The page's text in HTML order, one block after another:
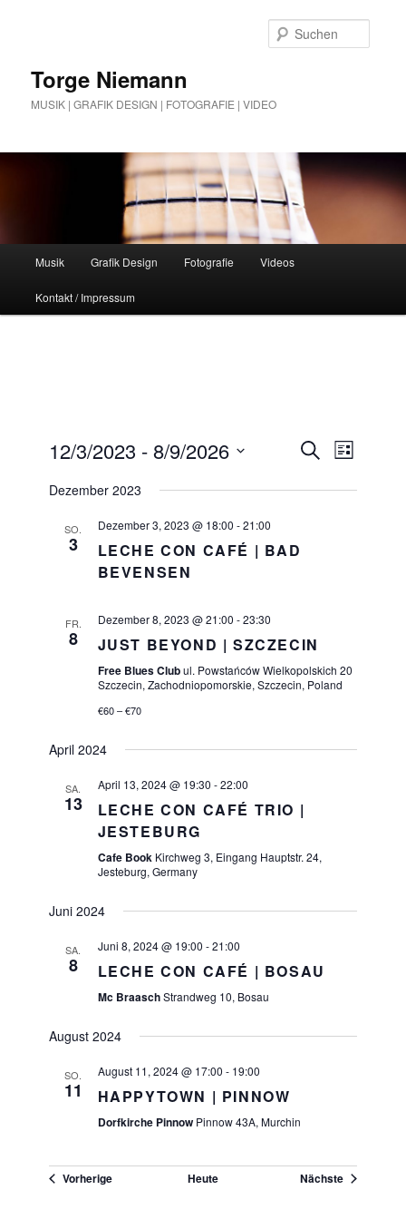
Torge Niemann
MUSIK | GRAFIK DESIGN | FOTOGRAFIE | VIDEO
Musik Grafik Design Fotografie Videos
Kontakt / Impressum
Veranstaltungen
Suche
SucheListe
12/3/2023 - 8/9/2026
wählen.
Dezember 2023
SO.
3
Dezember 3, 2023 @ 18:00 -21:00
LECHE CON CAFÉ | BAD
BEVENSEN
FR.
8
Dezember 8, 2023 @ 21:00 -23:30
JUST BEYOND | SZCZECIN
Free Blues Clubul. Powstańców Wielkopolskich 20
Szczecin, Zachodniopomorskie, Szczecin, Poland
€60 – €70
April 2024
SA.
13
April 13, 2024 @ 19:30 -22:00
LECHE CON CAFÉ TRIO |
JESTEBURG
Cafe Book Kirchweg 3, Eingang Hauptstr. 24,
Jesteburg, Germany
Juni 2024
SA.
8
Juni 8, 2024 @ 19:00 -21:00
LECHE CON CAFÉ | BOSAU
Mc BraaschStrandweg 10, Bosau
August 2024
SO.
11
August 11, 2024 @ 17:00 - 19:00
HAPPYTOWN | PINNOW
Dorfkirche Pinnow Pinnow 43A, Murchin
VorherigeVeranstaltungenHeute Nächste